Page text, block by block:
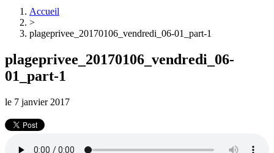
Accueil
>
plageprivee_20170106_vendredi_06-01_part-1
plageprivee_20170106_vendredi_06-
01_part-1
le 7 janvier 2017